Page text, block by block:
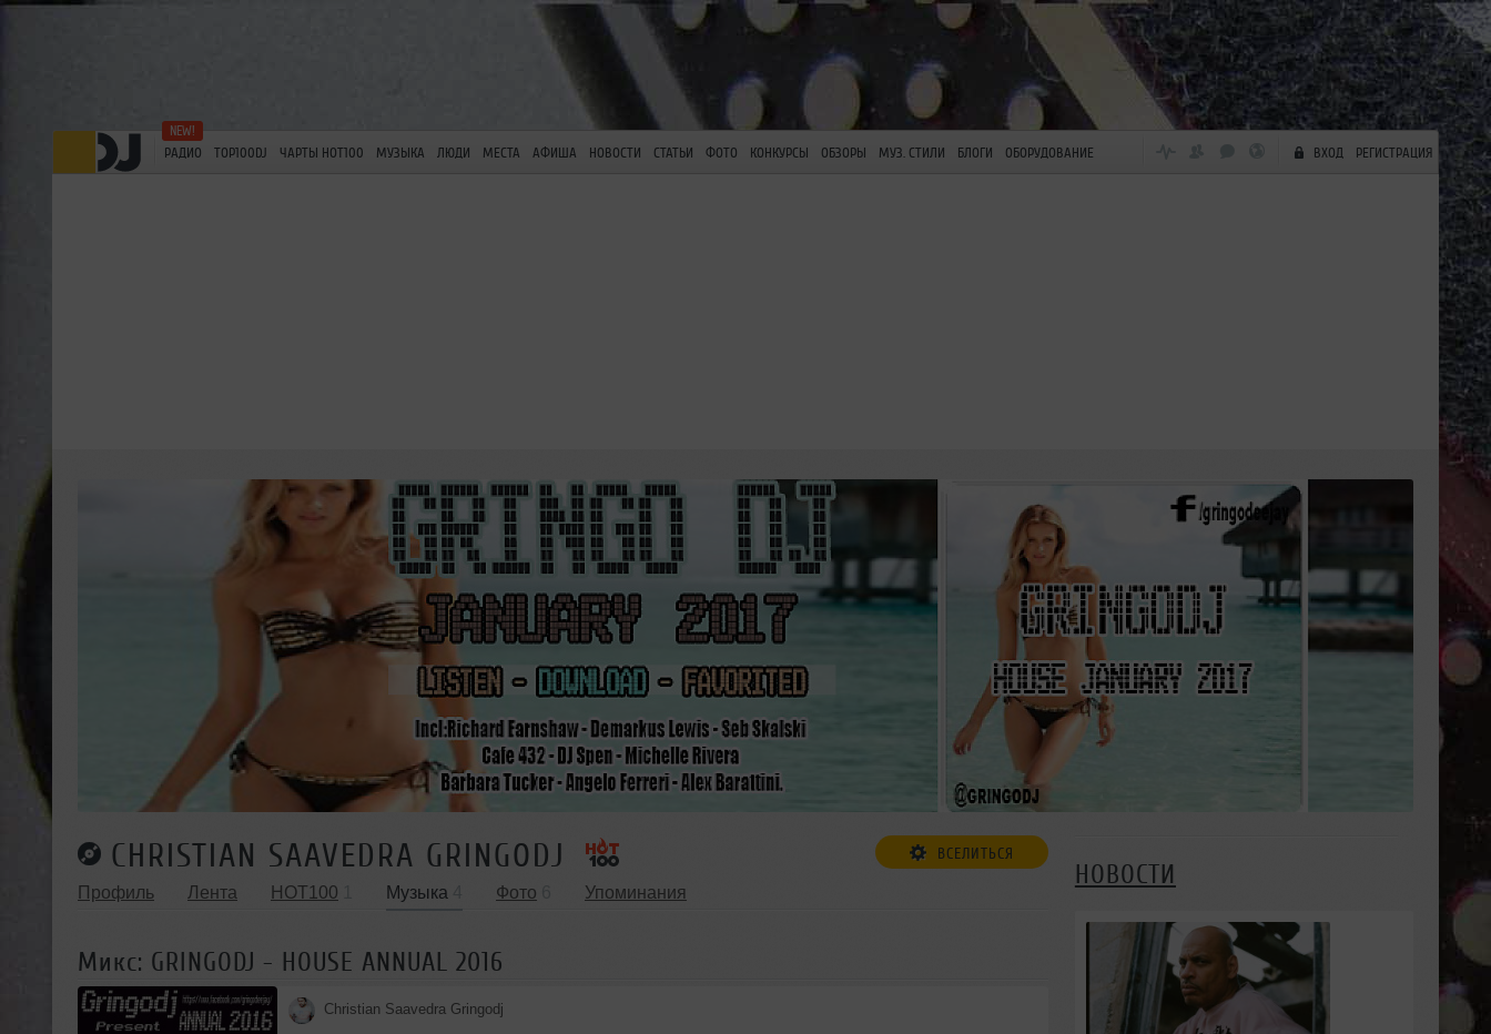
РАДИО TOP100DJ ЧАРТЫ HOT100 МУЗЫКА ЛЮДИ МЕСТА АФИША НОВОСТИ СТАТЬИ ФОТО КОНКУРСЫ ОБЗОРЫ МУЗ. СТИЛИ БЛОГИ ОБОРУДОВАНИЕ ВХОД РЕГИСТРАЦИЯ
CHRISTIAN SAAVEDRA GRINGODJ ВСЕЛИТЬСЯ
Профиль Лента HOT100 Музыка Фото Упоминания
Микс: GRINGODJ - HOUSE ANNUAL 2016
Christian Saavedra Gringodj
НОВОСТИ